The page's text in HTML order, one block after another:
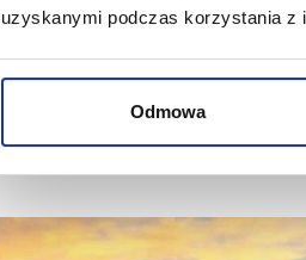
uzyskanymi podczas korzystania z
Odmowa